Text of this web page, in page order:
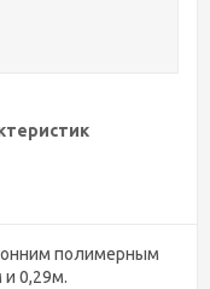
полимерным
0,29м.